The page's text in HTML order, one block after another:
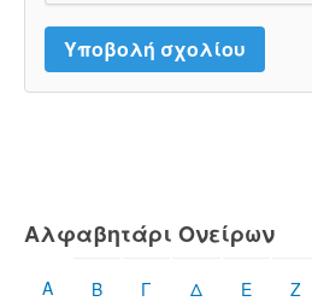
Αλφαβητάρι Ονείρων
Α Β Γ Δ Ε Ζ